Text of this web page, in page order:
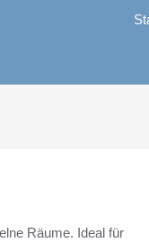
Räume. Ideal für